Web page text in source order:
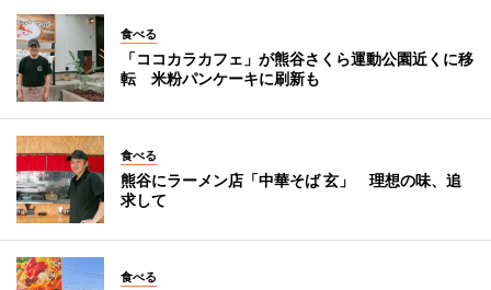
食べる
「ココカラカフェ」が熊谷さくら運動公園近くに移
転 米粉パンケーキに刷新も
食べる
熊谷にラーメン店「中華そば 玄」 理想の味、追
求して
食べる